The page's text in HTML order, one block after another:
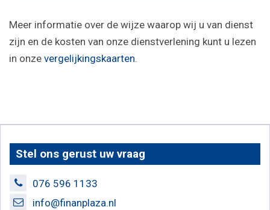
Meer informatie over de wijze waarop wij u van dienst
zijn en de kosten van onze dienstverlening kunt u lezen
in onze vergelijkingskaarten.
Stel ons gerust uw vraag
076 596 1133
info@finanplaza.nl